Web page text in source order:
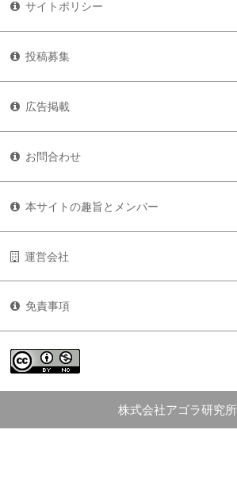
サイトポリシー
投稿募集
広告掲載
お問合わせ
本サイトの趣旨とメンバー
運営会社
免責事項
株式会社アゴラ研究所